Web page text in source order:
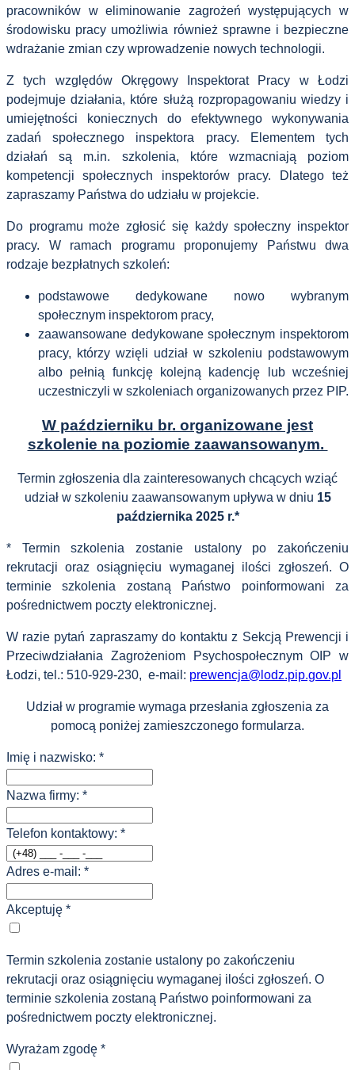
pracowników w eliminowanie zagrożeń występujących w
środowisku pracy umożliwia również sprawne i bezpieczne
wdrażanie zmian czy wprowadzenie nowych technologii.
Z tych względów Okręgowy Inspektorat Pracy w Łodzi
podejmuje działania, które służą rozpropagowaniu wiedzy i
umiejętności koniecznych do efektywnego wykonywania
zadań społecznego inspektora pracy. Elementem tych
działań są m.in. szkolenia, które wzmacniają poziom
kompetencji społecznych inspektorów pracy. Dlatego też
zapraszamy Państwa do udziału w projekcie.
Do programu może zgłosić się każdy społeczny inspektor
pracy. W ramach programu proponujemy Państwu dwa
rodzaje bezpłatnych szkoleń:
podstawowe dedykowane nowo wybranym
społecznym inspektorom pracy,
zaawansowane dedykowane społecznym inspektorom
pracy, którzy wzięli udział w szkoleniu podstawowym
albo pełnią funkcję kolejną kadencję lub wcześniej
uczestniczyli w szkoleniach organizowanych przez PIP.
W październiku br. organizowane jest
szkolenie na poziomie zaawansowanym.
Termin zgłoszenia dla zainteresowanych chcących wziąć
udział w szkoleniu zaawansowanym upływa w dniu 15
października 2025 r.*
* Termin szkolenia zostanie ustalony po zakończeniu
rekrutacji oraz osiągnięciu wymaganej ilości zgłoszeń. O
terminie szkolenia zostaną Państwo poinformowani za
pośrednictwem poczty elektronicznej.
W razie pytań zapraszamy do kontaktu z Sekcją Prewencji i
Przeciwdziałania Zagrożeniom Psychospołecznym OIP w
Łodzi, tel.: 510-929-230, e-mail: prewencja@lodz.pip.gov.pl
Udział w programie wymaga przesłania zgłoszenia za
pomocą poniżej zamieszczonego formularza.
Imię i nazwisko: *
Nazwa firmy: *
Telefon kontaktowy: *
Adres e-mail: *
Akceptuję *
Termin szkolenia zostanie ustalony po zakończeniu
rekrutacji oraz osiągnięciu wymaganej ilości zgłoszeń. O
terminie szkolenia zostaną Państwo poinformowani za
pośrednictwem poczty elektronicznej.
Wyrażam zgodę *